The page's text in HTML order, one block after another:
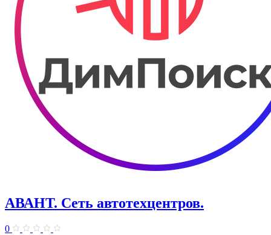
АВАНТ. ​Сеть автотехцентров.
0